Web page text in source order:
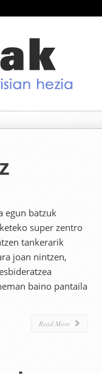
egun batzuk
super zentro
tankerarik
joan nintzen,
baino pantaila
Read More